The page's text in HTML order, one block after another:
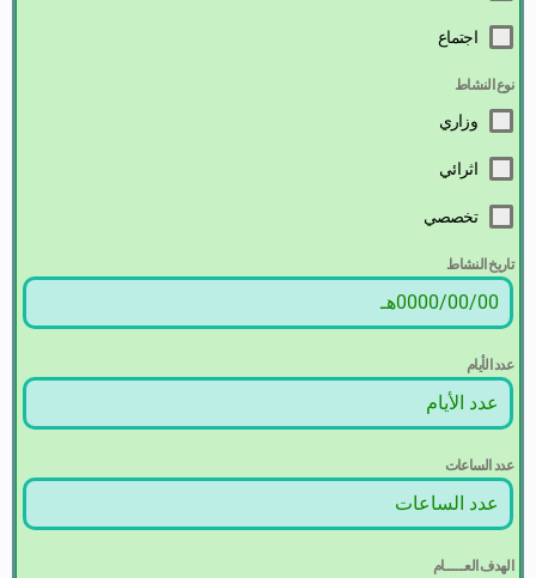
اجتماع
نوع النشاط
وزاري
اثرائي
تخصصي
تاريخ النشاط
عدد الأيام
عدد الساعات
الهدف العـــــام